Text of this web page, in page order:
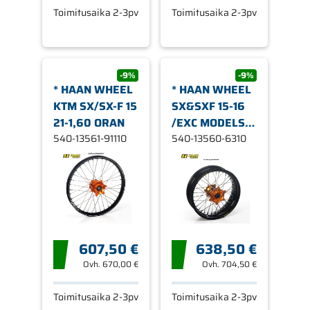
Toimitusaika 2-3pv Toimitusaika 2-3pv
-9%
* HAAN WHEEL
KTM SX/SX-F 15
21-1,60 ORAN
540-13561-91110
607,50 €
Ovh. 670,00 €
Toimitusaika 2-3pv
-9%
* HAAN WHEEL
SX&SXF 15-16
/EXC MODELS
16
540-13560-6310
638,50 €
Ovh.704,50 €
Toimitusaika 2-3pv